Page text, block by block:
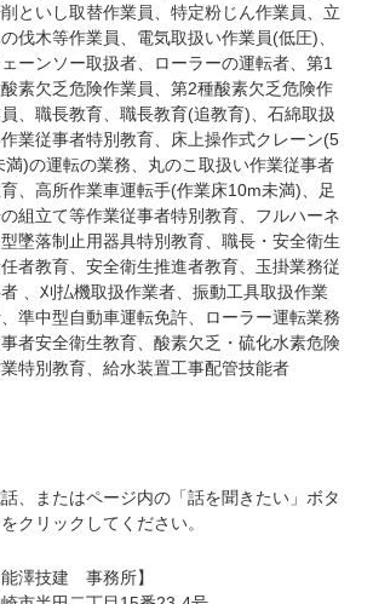
といし取替作業員、特定粉じん作業員、立
伐木等作業員、電気取扱い作業員(低圧)、
ーンソー取扱者、ローラーの運転者、第1
素欠乏危険作業員、第2種酸素欠乏危険作
、職長教育、職長教育(追教育)、石綿取扱
業従事者特別教育、床上操作式クレーン(5
満)の運転の業務、丸のこ取扱い作業従事者
、高所作業車運転手(作業床10m未満)、足
組立て等作業従事者特別教育、フルハーネ
型墜落制止用器具特別教育、職長・安全衛生
者教育、安全衛生推進者教育、玉掛業務従
、刈払機取扱作業者、振動工具取扱作業
準中型自動車運転免許、ローラー運転業務
者安全衛生教育、酸素欠乏・硫化水素危険
特別教育、給水装置工事配管技能者
、またはページ内の「話を聞きたい」ボタ
クリックしてください。
能澤技建 事務所】